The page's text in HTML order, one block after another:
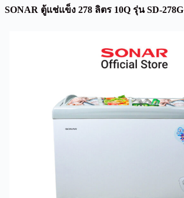
SONAR ตู้แช่แข็ง 278 ลิตร 10Q รุ่น SD-278G